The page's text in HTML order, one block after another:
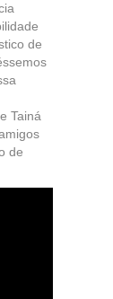
de
Tainá
de